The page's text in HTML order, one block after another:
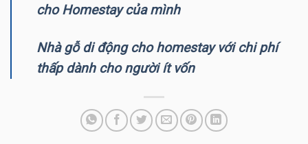
cho Homestay của mình
Nhà gỗ di động cho homestay với chi phí
thấp dành cho người ít vốn